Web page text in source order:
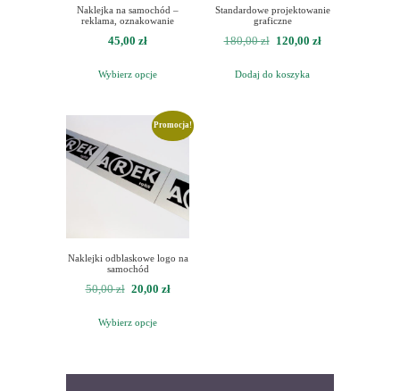
Naklejka na samochód –
reklama, oznakowanie
45,00 zł
Wybierz opcje
Standardowe projektowanie
graficzne
180,00zł Pierwotna
wynosiła:
120,00 zł
Dodaj do koszyka
Promocja!
Naklejki odblaskowe logo na
samochód
50,00zł Pierwotna
wynosiła:
20,00 zł
Wybierz opcje